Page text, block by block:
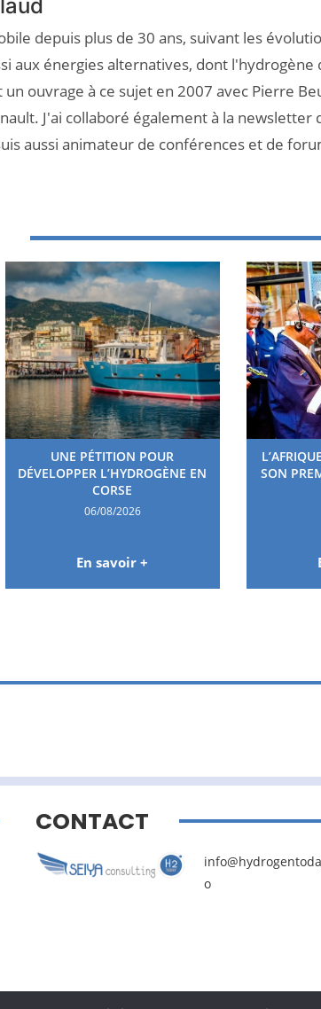
depuis plus de 30 ans, suivant les
aux énergies alternatives, dont l'hydrogène
un ouvrage à ce sujet en 2007 avec Pierre
J'ai collaboré également à la newsletter
aussi animateur de conférences et de
UNE PÉTITION POUR
DÉVELOPPER L’HYDROGÈNE EN
CORSE
06/08/2026
En savoir +
SON
CONTACT
o